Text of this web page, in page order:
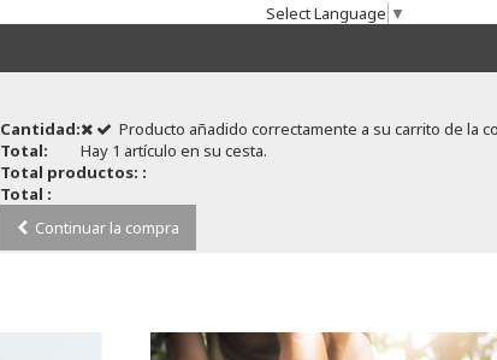
Select Language ▼
Producto añadido correctamente a su carrito de la
Cantidad:
Total:
Hay 1 artículo en su cesta.
Total productos: :
Total :
Continuar la compra